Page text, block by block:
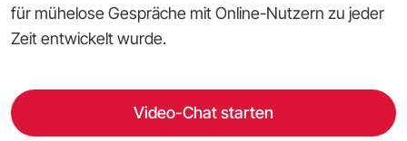
für mühelose Gespräche mit Online-Nutzern zu jeder
Zeit entwickelt wurde.
Video-Chat starten